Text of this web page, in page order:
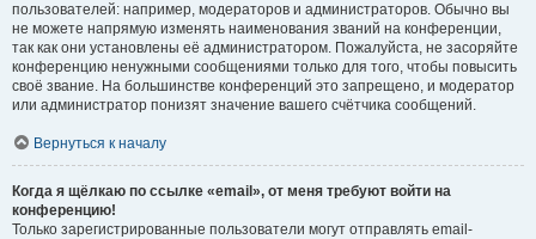
пользователей: например, модераторов и администраторов. Обычно вы
не можете напрямую изменять наименования званий на конференции,
так как они установлены её администратором. Пожалуйста, не засоряйте
конференцию ненужными сообщениями только для того, чтобы повысить
своё звание. На большинстве конференций это запрещено, и модератор
или администратор понизят значение вашего счётчика сообщений.
Вернуться к началу
Когда я щёлкаю по ссылке «email», от меня требуют войти на
конференцию!
Только зарегистрированные пользователи могут отправлять email-